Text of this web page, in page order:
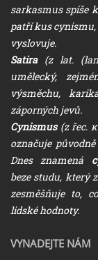
sarkasmus spíše
patří kus cynismu,
vyslovuje.
Satira(z lat.
umělecký,
výsměchu,
záporných jevů.
Cynismus (z řec.
označuje
Dnes znamená
beze studu, který
zesměšňuje to,
lidské hodnoty.
VYNADEJTE NÁM